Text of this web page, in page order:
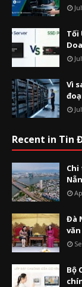
Tối
Vì
Recent in Tin
Đà
Bộ